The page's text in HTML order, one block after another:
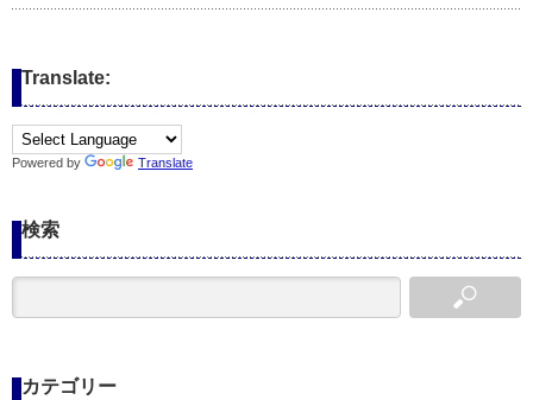
Translate:
Powered by Translate
検索
カテゴリー